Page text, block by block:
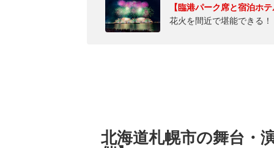
【臨港パーク席と宿泊ホ
花火を間近で堪能できる
北海道札幌市の舞台・